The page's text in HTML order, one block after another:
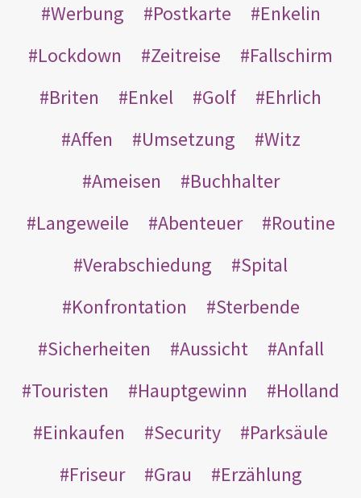
Werbung
Postkarte
Enkelin
Lockdown
Zeitreise
Fallschirm
Briten
Enkel Golf
Ehrlich
Affen
Umsetzung
Witz
Ameisen
Buchhalter
Langeweile
Abenteuer
Routine
Verabschiedung
Spital
Konfrontation
Sterbende
Sicherheiten
Aussicht
Anfall
Touristen
Hauptgewinn
Holland
Einkaufen
Security
Parksäule
Friseur
Grau Erzählung